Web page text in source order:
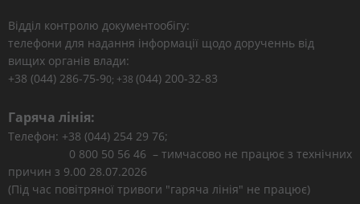
Відділ контролю документообігу:
телефони для надання інформації щодо дорученнь від
вищих органів влади:
+38 (044) 286-75-90; +38 (044) 200-32-83
Гаряча лінія:
Телефон: +38 (044) 254 29 76;
0 800 50 56 46 – тимчасово не працює з технічних
причин з 9.00 28.07.2026
(Під час повітряної тривоги "гаряча лінія" не працює)